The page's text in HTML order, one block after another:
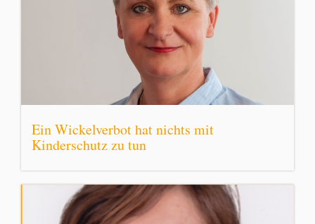
Ein Wickelverbot hat nichts mit
Kinderschutz zu tun